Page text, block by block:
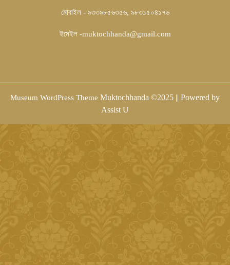
মোবাইল - ৯৩৩৯৮৫৬৩৫৬, ৯৮৩১৫০৪১৭৬
ইমেইল -muktochhanda@gmail.com
Museum WordPress Theme Muktochhanda ©2025 || Powered by
Assist U